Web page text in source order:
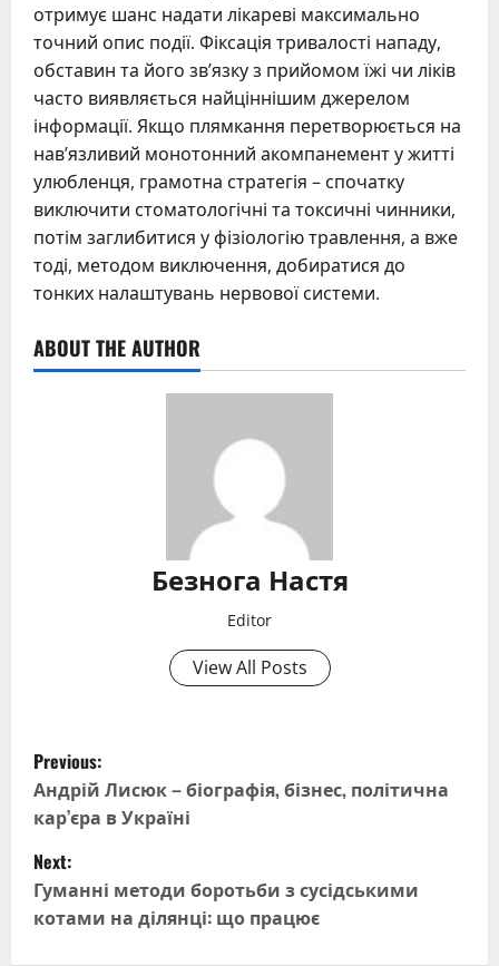
отримує шанс надати лікареві максимально
точний опис події. Фіксація тривалості нападу,
обставин та його зв’язку з прийомом їжі чи ліків
часто виявляється найціннішим джерелом
інформації. Якщо плямкання перетворюється на
нав’язливий монотонний акомпанемент у житті
улюбленця, грамотна стратегія – спочатку
виключити стоматологічні та токсичні чинники,
потім заглибитися у фізіологію травлення, а вже
тоді, методом виключення, добиратися до
тонких налаштувань нервової системи.
ABOUT THE AUTHOR
Безнога Настя
Editor
View All Posts
P
o
s
t
n
Previous:
Андрій Лисюк – біографія, бізнес, політична
кар’єра в Україні
Next:
Гуманні методи боротьби з сусідськими
котами на ділянці: що працює